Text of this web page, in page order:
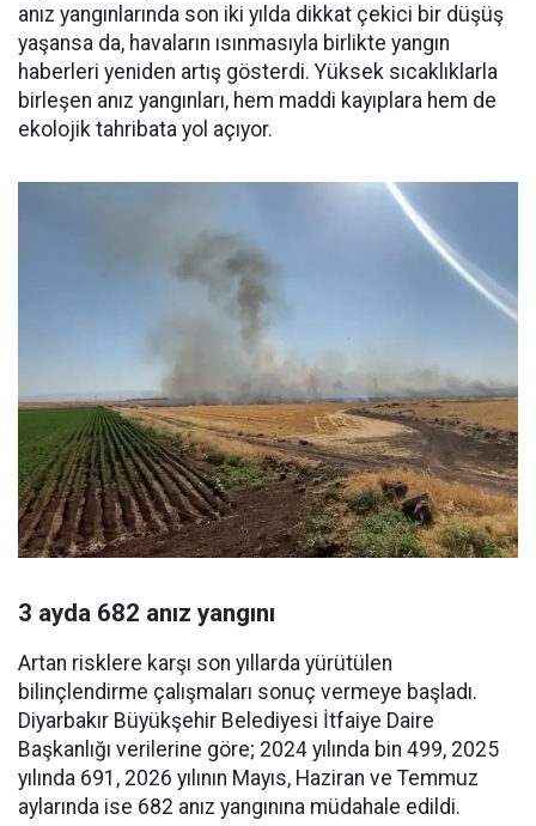
anız yangınlarında son iki yılda dikkat çekici bir düşüş
yaşansa da, havaların ısınmasıyla birlikte yangın
haberleri yeniden artış gösterdi. Yüksek sıcaklıklarla
birleşen anız yangınları, hem maddi kayıplara hem de
ekolojik tahribata yol açıyor.
3 ayda 682 anız yangını
Artan risklere karşı son yıllarda yürütülen
bilinçlendirme çalışmaları sonuç vermeye başladı.
Diyarbakır Büyükşehir Belediyesi İtfaiye Daire
Başkanlığı verilerine göre; 2024 yılında bin 499, 2025
yılında 691, 2026 yılının Mayıs, Haziran ve Temmuz
aylarında ise 682 anız yangınına müdahale edildi.